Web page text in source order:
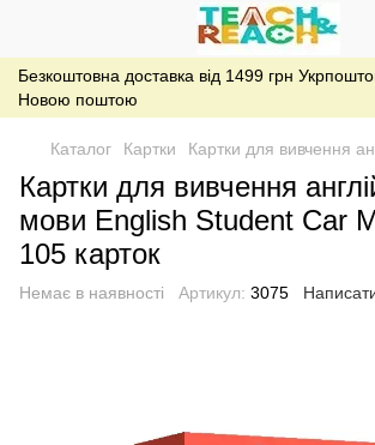
Безкоштовна доставка від 1499 грн
Новою поштою
Каталог Картки Картки для вивчення
Картки для вивчення
мови English Student Car
105 карток
Немає в наявності Артикул: 3075